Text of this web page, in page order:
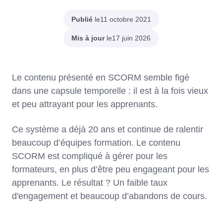
Publiéle11 octobre 2021
Mis à jourle17 juin 2026
Le contenu présenté en SCORM semble figé
dans une capsule temporelle : il est à la fois vieux
et peu attrayant pour les apprenants.
Ce système a déjà 20 ans et continue de ralentir
beaucoup d’équipes formation. Le contenu
SCORM est compliqué à gérer pour les
formateurs, en plus d’être peu engageant pour les
apprenants. Le résultat ? Un faible taux
d'engagement et beaucoup d’abandons de cours.